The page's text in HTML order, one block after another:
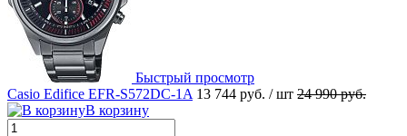
Быстрый просмотр
Casio Edifice EFR-S572DC-1A 13 744 руб. / шт 24 990 руб.
В корзину